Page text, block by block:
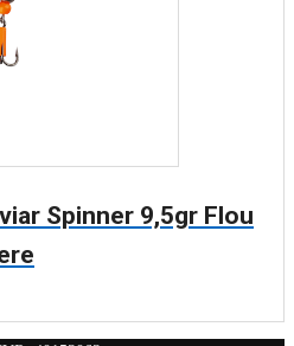
Spinner 9,5gr Flou